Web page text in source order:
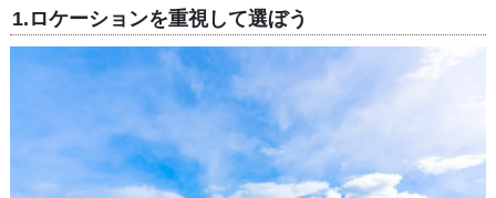
1.ロケーションを重視して選ぼう